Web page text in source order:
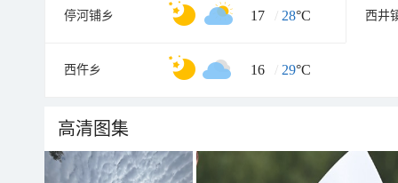
停河铺乡 17 / 28°C 西井
西仵乡 16 / 29°C
高清图集